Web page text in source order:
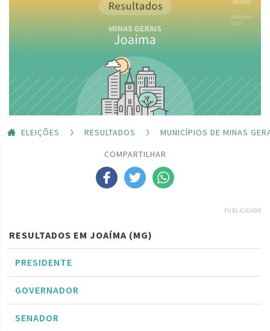
ELEIÇÕES RESULTADOS
MUNICÍPIOS DE MINAS
COMPARTILHAR
PUBLICIDADE
RESULTADOS EM JOAÍMA (MG)
PRESIDENTE
GOVERNADOR
SENADOR